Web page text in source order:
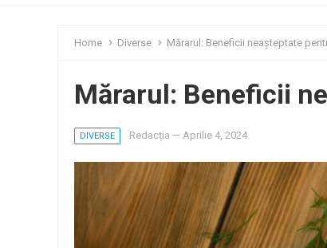
Home Diverse Mărarul: Beneficii neașteptate
Mărarul: Beneficii
DIVERSE Redacția — Aprilie 4, 2024